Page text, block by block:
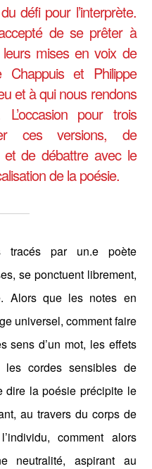
défi pour l’interprète.
de se prêter à
leurs mises en voix de
et Philippe
et à qui nous rendons
pour trois
ces versions, de
et de débattre avec le
de la poésie.
par un.e poète
se ponctuent librement,
Alors que les notes en
universel, comment faire
sens d’un mot, les effets
cordes sensibles de
dire la poésie précipite le
au travers du corps de
comment alors
neutralité, aspirant au